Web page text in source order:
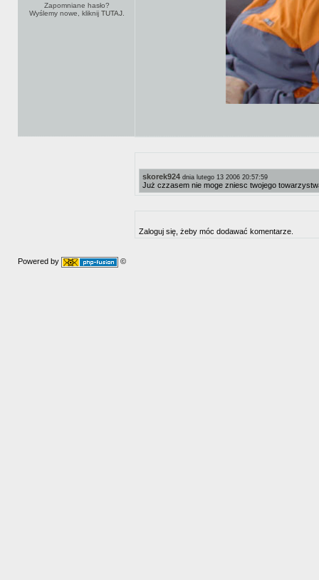
Zapomniane hasło?
Wyślemy nowe, kliknij TUTAJ.
skorek924 dnia lutego 13 2006 20:57:59
Już czzasem nie moge zniesc twojego
Zaloguj się, żeby móc dodawać komentarze.
Powered by ©